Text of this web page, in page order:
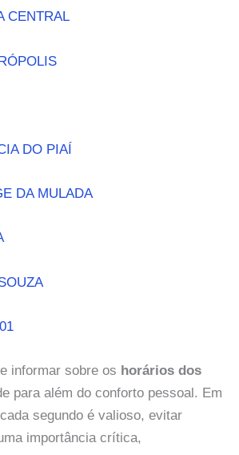
CENTRAL
DO PIAÍ
DA MULADA
informar sobre os horários dos
para além do conforto pessoal. Em
segundo é valioso, evitar
importância crítica,